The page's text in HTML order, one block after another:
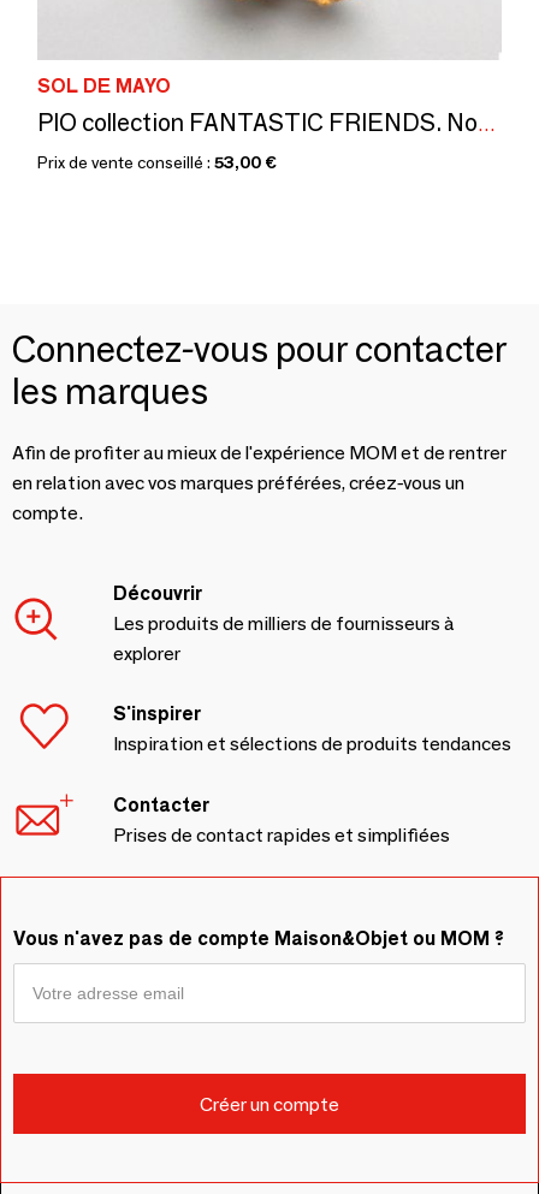
SOL DE MAYO
PIO collection FANTASTIC FRIENDS. Normes CE
Prix de vente conseillé : 53,00 €
Connectez-vous pour contacter
les marques
Afin de profiter au mieux de l'expérience MOM et de rentrer
en relation avec vos marques préférées, créez-vous un
compte.
Découvrir
Les produits de milliers de fournisseurs à
explorer
S'inspirer
Inspiration et sélections de produits tendances
Contacter
Prises de contact rapides et simplifiées
Vous n'avez pas de compte Maison&Objet ou MOM ?